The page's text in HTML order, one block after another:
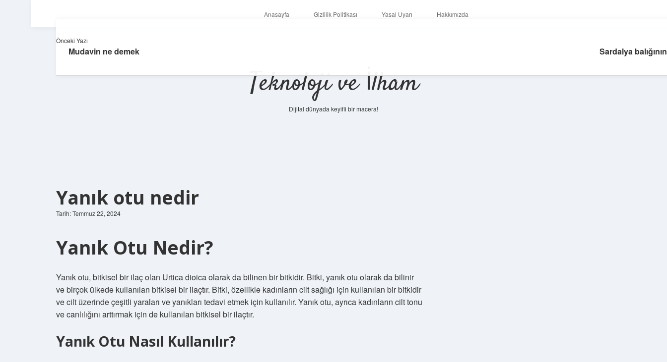
Anasayfa Gizlilik Politikası Yasal Uyarı Hakkımızda
Teknoloji ve İlham
Dijital dünyada keyifli bir macera!
Yanık otu nedir
Tarih: Temmuz 22, 2024
Yanık Otu Nedir?
Yanık otu, bitkisel bir ilaç olan Urtica dioica olarak da bilinen bir bitkidir. Bitki, yanık otu olarak da bilinir
ve birçok ülkede kullanılan bitkisel bir ilaçtır. Bitki, özellikle kadınların cilt sağlığı için kullanılan bir bitkidir
ve cilt üzerinde çeşitli yaraları ve yanıkları tedavi etmek için kullanılır. Yanık otu, ayrıca kadınların cilt tonu
ve canlılığını arttırmak için de kullanılan bitkisel bir ilaçtır.
Yanık Otu Nasıl Kullanılır?
Önceki Yazı
Mudavin ne demek Sardalya